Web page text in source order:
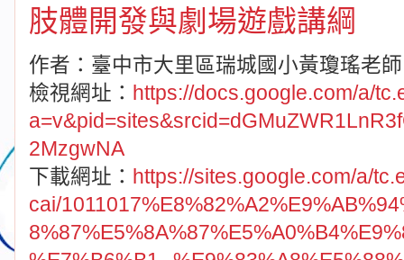
肢體開發與劇場遊戲講綱
作者：臺中市大里區瑞城國小黃瓊瑤老師
檢視網址： https://docs.google.com/a/
2MzgwNA
下載網址： https://sites.google.com/a/
cai/